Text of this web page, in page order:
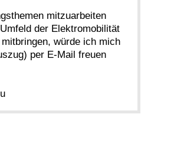
mitzuarbeiten
der Elektromobilität
würde ich mich
per E-Mail freuen